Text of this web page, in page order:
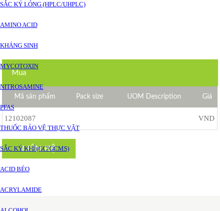
SẮC KÝ LỎNG (HPLC/UHPLC)
AMINO ACID
KHÁNG SINH
MYCOTOXIN
NITROSAMINE
PFAS
THUỐC BẢO VỆ THỰC VẬT
SẮC KÝ KHÍ (GC/GCMS)
ACID BÉO
ACRYLAMIDE
Mua
Mã sản phẩm Pack size UOM Description Giá
12102087 VND
LIÊN HỆ